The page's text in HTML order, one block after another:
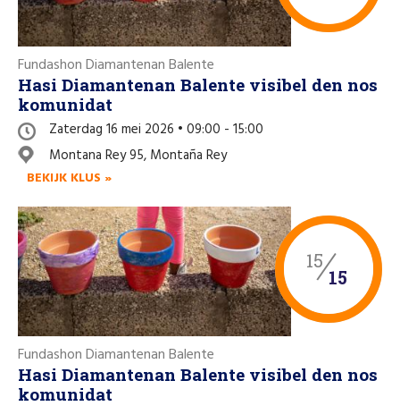
Fundashon Diamantenan Balente
Hasi Diamantenan Balente visibel den nos
komunidat
Zaterdag 16 mei 2026 • 09:00 - 15:00
Montana Rey 95, Montaña Rey
BEKIJK KLUS »
15
15
Fundashon Diamantenan Balente
Hasi Diamantenan Balente visibel den nos
komunidat